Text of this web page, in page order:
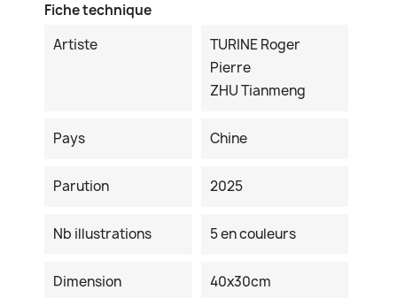
Fiche technique
Artiste
TURINE Roger
Pierre
ZHU Tianmeng
Pays Chine
Parution 2025
Nb illustrations 5 en couleurs
Dimension 40x30cm